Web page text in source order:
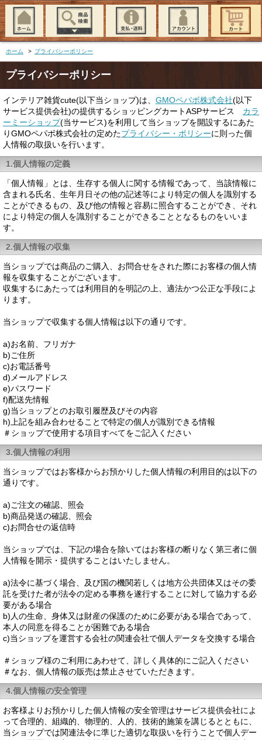
ホーム > プライバシーポリシー
プライバシーポリシー
インテリア雑貨cute(以下当ショップ)は、 GMOペパボ株式会社(以下
サービス提供会社)の提供するショッピングカートASPサービス カラ
ーミーショップ(当サービス)を利用して当ショップを開設するにあた
りGMOペパボ株式会社の定めたプライバシー・ポリシーに則った個
人情報の取扱いを行います。
1.個人情報の定義
「個人情報」とは、生存する個人に関する情報であって、当該情報に
含まれる氏名、生年月日その他の記述等により特定の個人を識別する
ことができるもの、及び他の情報と容易に照合することができ、それ
により特定の個人を識別することができることとなるものをいいま
す。
2.個人情報の収集
当ショップでは商品のご購入、お問合せをされた際にお客様の個人情
報を収集することがございます。
収集するにあたっては利用目的を明記の上、適法かつ公正な手段によ
ります。
当ショップで収集する個人情報は以下の通りです。
a)お名前、フリガナ
b)ご住所
c)お電話番号
d)メールアドレス
e)パスワード
f)配送先情報
g)当ショップとのお取引履歴及びその内容
h)上記を組み合わせることで特定の個人が識別できる情報
＃ショップで使用する項目すべてをご記入ください
3.個人情報の利用
当ショップではお客様からお預かりした個人情報の利用目的は以下の
通りです。
a)ご注文の確認、照会
b)商品発送の確認、照会
c)お問合せの返信時
当ショップでは、下記の場合を除いてはお客様の断りなく第三者に個
人情報を開示・提供することはいたしません。
a)法令に基づく場合、及び国の機関若しくは地方公共団体又はその委
託を受けた者が法令の定める事務を遂行することに対して協力する必
要がある場合
b)人の生命、身体又は財産の保護のために必要がある場合であって、
本人の同意を得ることが困難である場合
c)当ショップを運営する会社の関連会社で個人データを交換する場合
＃ショップ様のご利用にあわせて、詳しく具体的にご記入ください
＃なお、個人情報の販売は禁止させていただきます。
4.個人情報の安全管理
お客様よりお預かりした個人情報の安全管理はサービス提供会社によ
って合理的、組織的、物理的、人的、技術的施策を講じるとともに、
当ショップでは関連法令に準じた適切な取扱いを行うことで個人デー